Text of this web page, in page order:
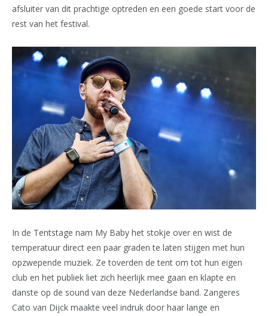
afsluiter van dit prachtige optreden en een goede start voor de
rest van het festival.
In de Tentstage nam My Baby het stokje over en wist de
temperatuur direct een paar graden te laten stijgen met hun
opzwepende muziek. Ze toverden de tent om tot hun eigen
club en het publiek liet zich heerlijk mee gaan en klapte en
danste op de sound van deze Nederlandse band. Zangeres
Cato van Dijck maakte veel indruk door haar lange en